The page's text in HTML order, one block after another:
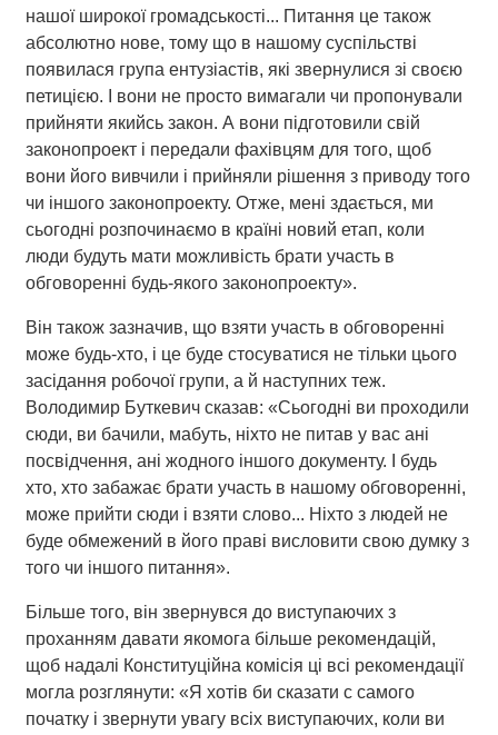
нашої широкої громадськості... Питання це також
абсолютно нове, тому що в нашому суспільстві
появилася група ентузіастів, які звернулися зі своєю
петицією. І вони не просто вимагали чи пропонували
прийняти якийсь закон. А вони підготовили свій
законопроект і передали фахівцям для того, щоб
вони його вивчили і прийняли рішення з приводу того
чи іншого законопроекту. Отже, мені здається, ми
сьогодні розпочинаємо в країні новий етап, коли
люди будуть мати можливість брати участь в
обговоренні будь-якого законопроекту».
Він також зазначив, що взяти участь в обговоренні
може будь-хто, і це буде стосуватися не тільки цього
засідання робочої групи, а й наступних теж.
Володимир Буткевич сказав: «Сьогодні ви проходили
сюди, ви бачили, мабуть, ніхто не питав у вас ані
посвідчення, ані жодного іншого документу. І будь
хто, хто забажає брати участь в нашому обговоренні,
може прийти сюди і взяти слово... Ніхто з людей не
буде обмежений в його праві висловити свою думку з
того чи іншого питання».
Більше того, він звернувся до виступаючих з
проханням давати якомога більше рекомендацій,
щоб надалі Конституційна комісія ці всі рекомендації
могла розглянути: «Я хотів би сказати с самого
початку і звернути увагу всіх виступаючих, коли ви